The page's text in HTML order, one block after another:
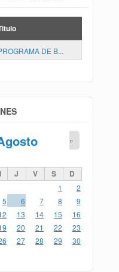
DE B...
»
J V S D
1
2
5 6 7 8
9
13 14 15
16
20 21 22
23
27 28 29
30